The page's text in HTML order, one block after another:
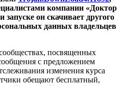
компании «Доктор
он скачивает другого
данных владельцев
посвященных
с предложением
изменения курса
обещают бесплатный,